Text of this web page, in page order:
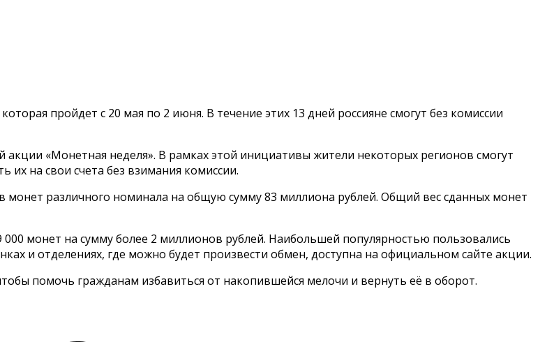
пройдет с 20 мая по 2 июня. В течение этих 13 дней россияне смогут без комиссии
акции «Монетная неделя». В рамках этой инициативы жители некоторых регионов смогут
на свои счета без взимания комиссии.
различного номинала на общую сумму 83 миллиона рублей. Общий вес сданных монет
монет на сумму более 2 миллионов рублей. Наибольшей популярностью пользовались
и отделениях, где можно будет произвести обмен, доступна на официальном сайте акции.
помочь гражданам избавиться от накопившейся мелочи и вернуть её в оборот.